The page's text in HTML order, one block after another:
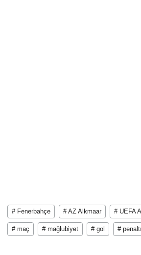
# Fenerbahçe # AZ Alkmaar # UEFA
# maç # mağlubiyet # gol # penaltı